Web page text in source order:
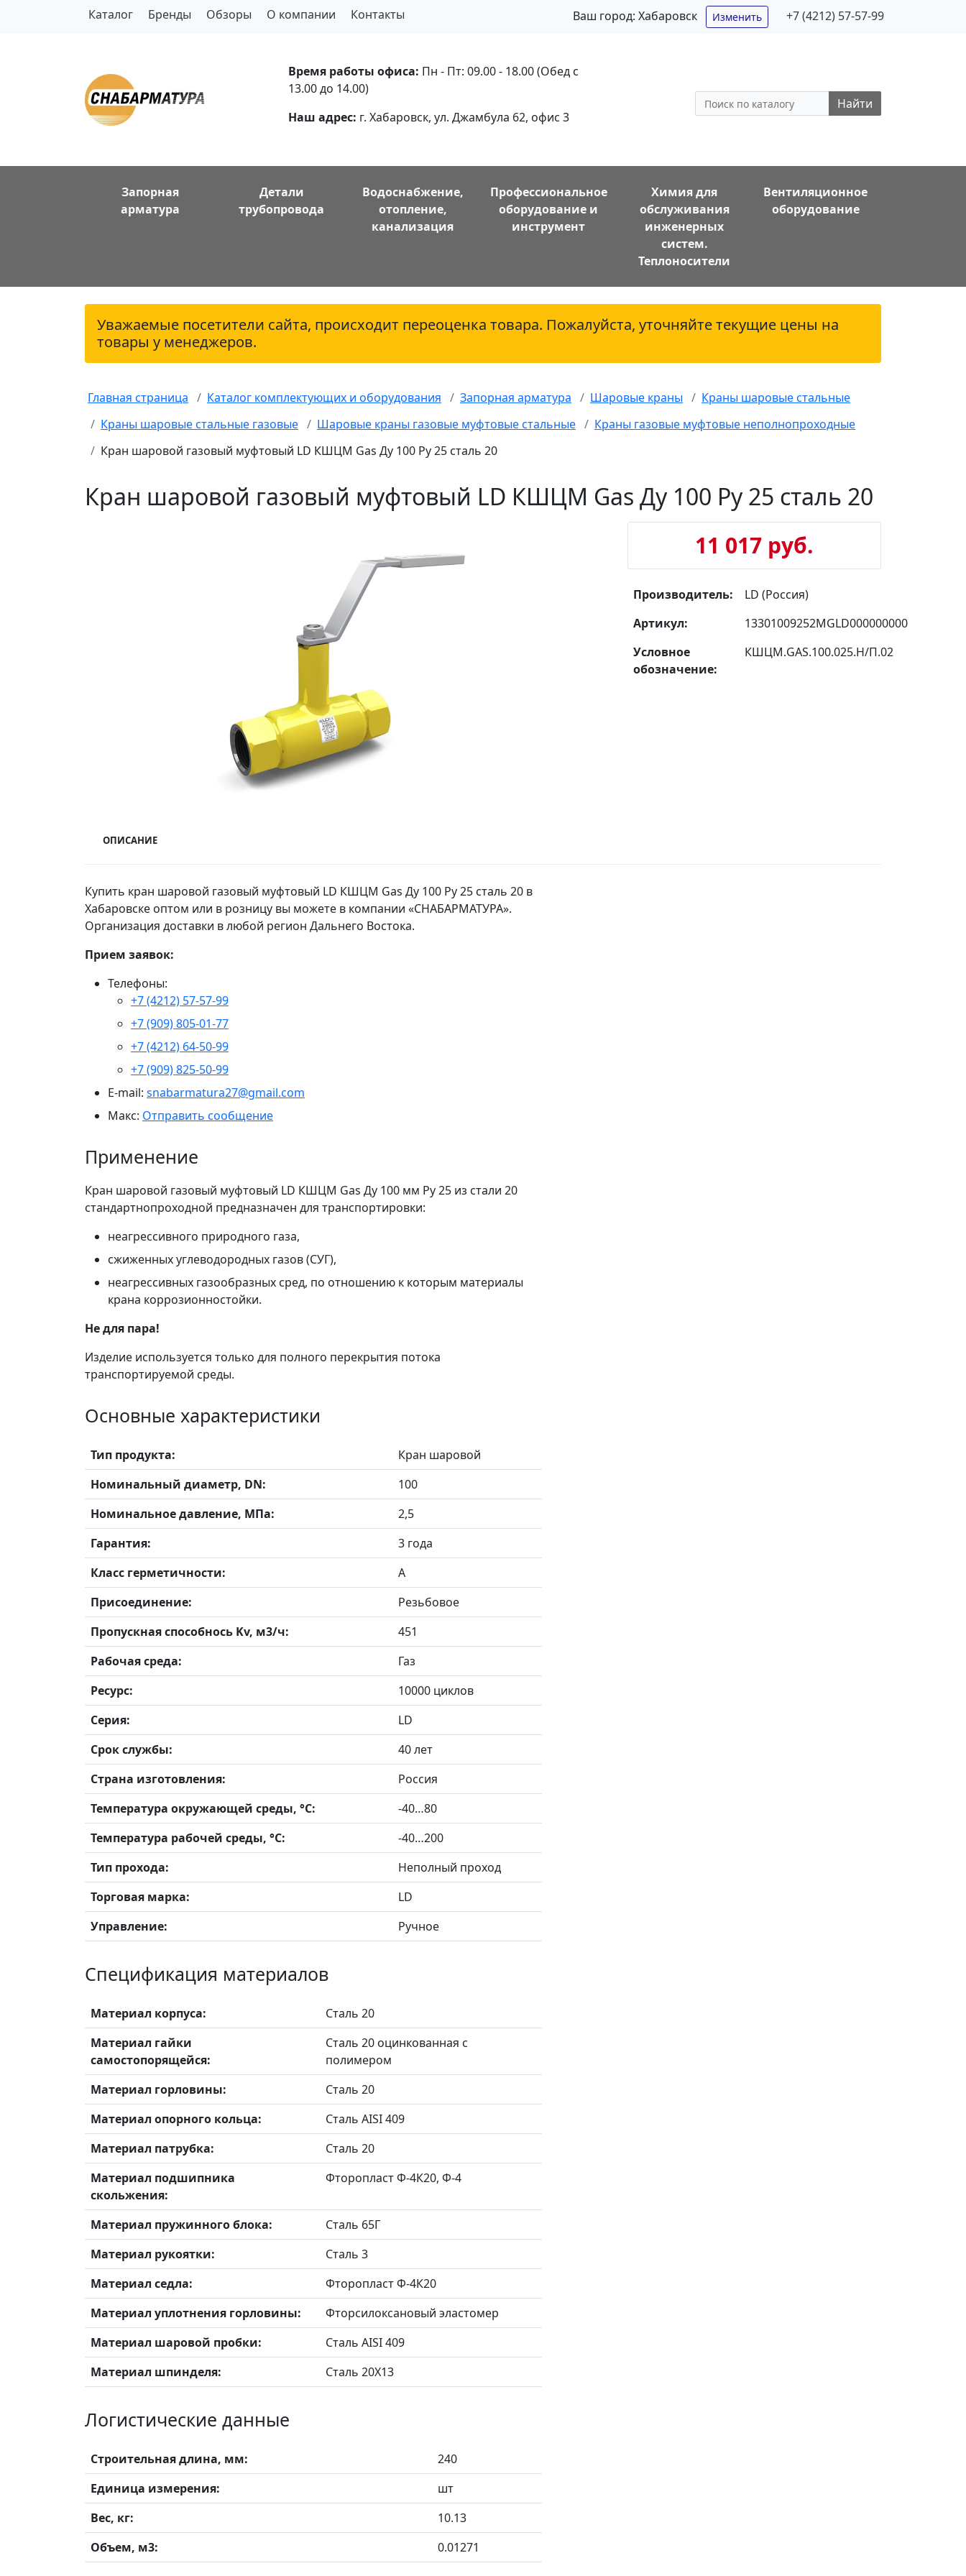
Каталог Бренды Обзоры О компании Контакты Ваш город: Хабаровск Изменить +7 (4212) 57-57-99
Время работы офиса: Пн - Пт: 09.00 - 18.00 (Обед с
13.00 до 14.00)
Наш адрес: г. Хабаровск, ул. Джамбула 62, офис 3
Найти
Запорная
арматура
Детали
трубопровода
Водоснабжение,
отопление,
канализация
Профессиональное
оборудование и
инструмент
Химия для
обслуживания
инженерных
систем.
Теплоносители
Вентиляционное
оборудование
Уважаемые посетители сайта, происходит переоценка товара. Пожалуйста, уточняйте текущие цены на
товары у менеджеров.
Главная страница Каталог комплектующих и оборудования Запорная арматура Шаровые краны
Краны шаровые стальные
Краны шаровые стальные газовые
Шаровые краны газовые муфтовые стальные
Краны газовые муфтовые неполнопроходные
Кран шаровой газовый муфтовый LD КШЦМ Gas Ду 100 Ру 25 сталь 20
Кран шаровой газовый муфтовый LD КШЦМ Gas Ду 100 Ру 25 сталь 20
11 017 руб.
Производитель:
LD (Россия)
Артикул:
13301009252MGLD000000000
Условное
обозначение:
КШЦМ.GAS.100.025.Н/П.02
ОПИСАНИЕ
Купить кран шаровой газовый муфтовый LD КШЦМ Gas Ду 100 Ру 25 сталь 20 в
Хабаровске оптом или в розницу вы можете в компании «СНАБАРМАТУРА».
Организация доставки в любой регион Дальнего Востока.
Прием заявок:
Телефоны:
+7 (4212) 57-57-99
+7 (909) 805-01-77
+7 (4212) 64-50-99
+7 (909) 825-50-99
E-mail: snabarmatura27@gmail.com
Макс: Отправить сообщение
Применение
Кран шаровой газовый муфтовый LD КШЦМ Gas Ду 100 мм Ру 25 из стали 20
стандартнопроходной предназначен для транспортировки:
неагрессивного природного газа,
сжиженных углеводородных газов (СУГ),
неагрессивных газообразных сред, по отношению к которым материалы
крана коррозионностойки.
Не для пара!
Изделие используется только для полного перекрытия потока
транспортируемой среды.
Основные характеристики
Тип продукта:
Кран шаровой
Номинальный диаметр, DN:
100
Номинальное давление, МПа:
2,5
Гарантия:
3 года
Класс герметичности:
А
Присоединение:
Резьбовое
Пропускная способнось Kv, м3/ч:
451
Рабочая среда:
Газ
Ресурс:
10000 циклов
Серия:
LD
Срок службы:
40 лет
Страна изготовления:
Россия
Температура окружающей среды, °С:
-40…80
Температура рабочей среды, °С:
-40…200
Тип прохода:
Неполный проход
Торговая марка:
LD
Управление:
Ручное
Спецификация материалов
Материал корпуса:
Сталь 20
Материал гайки
самостопорящейся:
Сталь 20 оцинкованная с
полимером
Материал горловины:
Сталь 20
Материал опорного кольца:
Сталь AISI 409
Материал патрубка:
Сталь 20
Материал подшипника
скольжения:
Фторопласт Ф-4К20, Ф-4
Материал пружинного блока:
Сталь 65Г
Материал рукоятки:
Сталь 3
Материал седла:
Фторопласт Ф-4К20
Материал уплотнения горловины:
Фторсилоксановый эластомер
Материал шаровой пробки:
Сталь AISI 409
Материал шпинделя:
Сталь 20X13
Логистические данные
Строительная длина, мм:
240
Единица измерения:
шт
Вес, кг:
10.13
Объем, м3:
0.01271